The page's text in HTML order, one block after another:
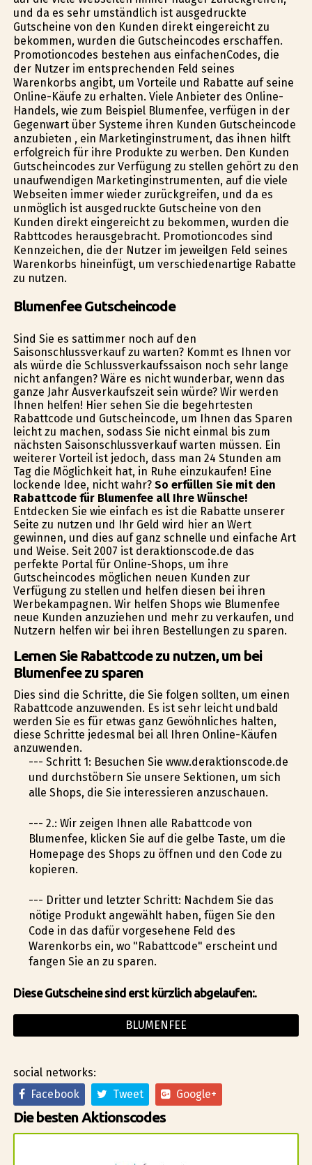
und da es sehr umständlich ist ausgedruckte
Gutscheine von den Kunden direkt eingereicht zu
bekommen, wurden die Gutscheincodes erschaffen.
Promotioncodes bestehen aus einfachenCodes, die
der Nutzer im entsprechenden Feld seines
Warenkorbs angibt, um Vorteile und Rabatte auf seine
Online-Käufe zu erhalten. Viele Anbieter des Online-
Handels, wie zum Beispiel Blumenfee, verfügen in der
Gegenwart über Systeme ihren Kunden Gutscheincode
anzubieten , ein Marketinginstrument, das ihnen hilft
erfolgreich für ihre Produkte zu werben. Den Kunden
Gutscheincodes zur Verfügung zu stellen gehört zu den
unaufwendigen Marketinginstrumenten, auf die viele
Webseiten immer wieder zurückgreifen, und da es
unmöglich ist ausgedruckte Gutscheine von den
Kunden direkt eingereicht zu bekommen, wurden die
Rabttcodes herausgebracht. Promotioncodes sind
Kennzeichen, die der Nutzer im jeweilgen Feld seines
Warenkorbs hineinfügt, um verschiedenartige Rabatte
zu nutzen.
Blumenfee Gutscheincode
Sind Sie es sattimmer noch auf den
Saisonschlussverkauf zu warten? Kommt es Ihnen vor
als würde die Schlussverkaufssaison noch sehr lange
nicht anfangen? Wäre es nicht wunderbar, wenn das
ganze Jahr Ausverkaufszeit sein würde? Wir werden
Ihnen helfen! Hier sehen Sie die begehrtesten
Rabattcode und Gutscheincode, um Ihnen das Sparen
leicht zu machen, sodass Sie nicht einmal bis zum
nächsten Saisonschlussverkauf warten müssen. Ein
weiterer Vorteil ist jedoch, dass man 24 Stunden am
Tag die Möglichkeit hat, in Ruhe einzukaufen! Eine
lockende Idee, nicht wahr? So erfüllen Sie mit den
Rabattcode für Blumenfee all Ihre Wünsche!
Entdecken Sie wie einfach es ist die Rabatte unserer
Seite zu nutzen und Ihr Geld wird hier an Wert
gewinnen, und dies auf ganz schnelle und einfache Art
und Weise. Seit 2007 ist deraktionscode.de das
perfekte Portal für Online-Shops, um ihre
Gutscheincodes möglichen neuen Kunden zur
Verfügung zu stellen und helfen diesen bei ihren
Werbekampagnen. Wir helfen Shops wie Blumenfee
neue Kunden anzuziehen und mehr zu verkaufen, und
Nutzern helfen wir bei ihren Bestellungen zu sparen.
Lernen Sie Rabattcode zu nutzen, um bei
Blumenfee zu sparen
Dies sind die Schritte, die Sie folgen sollten, um einen
Rabattcode anzuwenden. Es ist sehr leicht undbald
werden Sie es für etwas ganz Gewöhnliches halten,
diese Schritte jedesmal bei all Ihren Online-Käufen
anzuwenden.
--- Schritt 1: Besuchen Sie www.deraktionscode.de
und durchstöbern Sie unsere Sektionen, um sich
alle Shops, die Sie interessieren anzuschauen.
--- 2.: Wir zeigen Ihnen alle Rabattcode von
Blumenfee, klicken Sie auf die gelbe Taste, um die
Homepage des Shops zu öffnen und den Code zu
kopieren.
--- Dritter und letzter Schritt: Nachdem Sie das
nötige Produkt angewählt haben, fügen Sie den
Code in das dafür vorgesehene Feld des
Warenkorbs ein, wo "Rabattcode" erscheint und
fangen Sie an zu sparen.
Diese Gutscheine sind erst kürzlich abgelaufen:.
BLUMENFEE
social networks:
Facebook
Tweet Google+
Die besten Aktionscodes